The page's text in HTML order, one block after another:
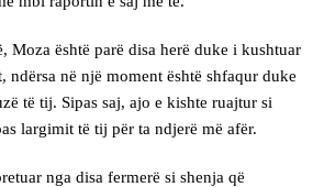
Moza është parë disa herë duke i kushtuar
ndërsa në një moment është shfaqur duke
të tij. Sipas saj, ajo e kishte ruajtur si
largimit të tij për ta ndjerë më afër.
nga disa fermerë si shenja që